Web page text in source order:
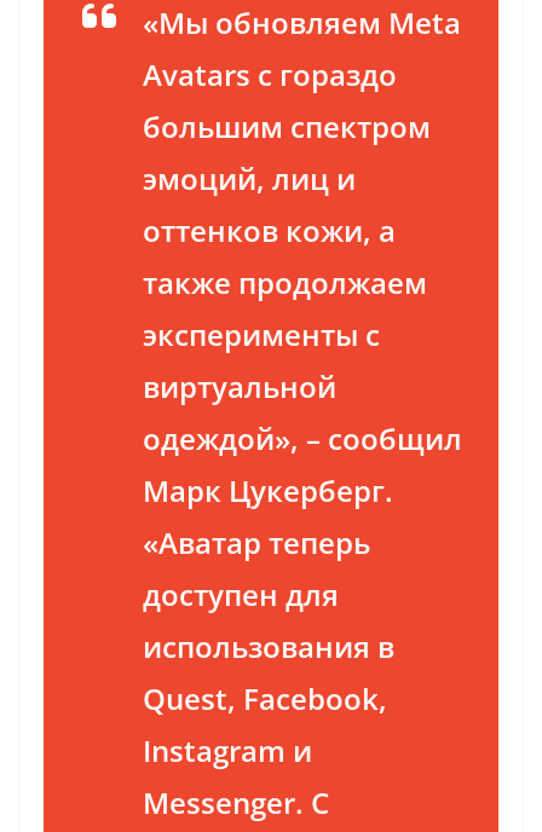
«Мы обновляем Meta
Avatars с гораздо
большим спектром
эмоций, лиц и
оттенков кожи, а
также продолжаем
эксперименты с
виртуальной
одеждой», – сообщил
Марк Цукерберг.
«Аватар теперь
доступен для
использования в
Quest, Facebook,
Instagram и
Messenger. С